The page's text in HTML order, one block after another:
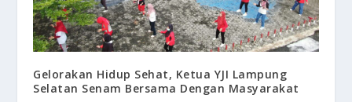
Gelorakan Hidup Sehat, Ketua YJI Lampung
Selatan Senam Bersama Dengan Masyarakat